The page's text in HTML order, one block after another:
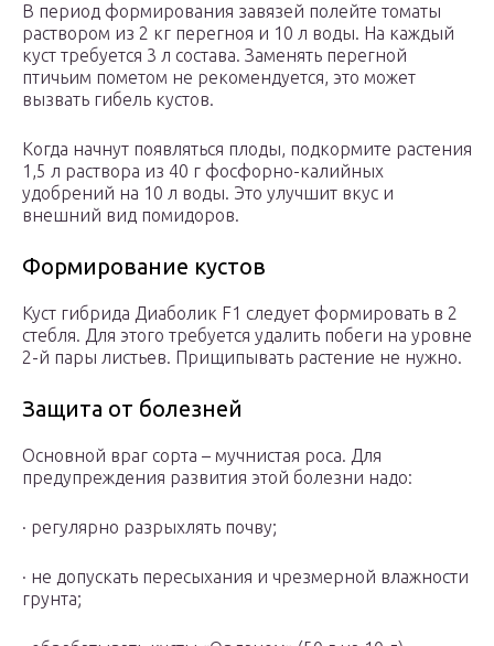
В период формирования завязей полейте томаты
раствором из 2 кг перегноя и 10 л воды. На каждый
куст требуется 3 л состава. Заменять перегной
птичьим пометом не рекомендуется, это может
вызвать гибель кустов.
Когда начнут появляться плоды, подкормите растения
1,5 л раствора из 40 г фосфорно-калийных
удобрений на 10 л воды. Это улучшит вкус и
внешний вид помидоров.
Формирование кустов
Куст гибрида Диаболик F1 следует формировать в 2
стебля. Для этого требуется удалить побеги на уровне
2-й пары листьев. Прищипывать растение не нужно.
Защита от болезней
Основной враг сорта – мучнистая роса. Для
предупреждения развития этой болезни надо:
· регулярно разрыхлять почву;
· не допускать пересыхания и чрезмерной влажности
грунта;